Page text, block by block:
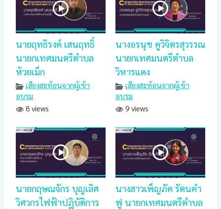
นายฤทธิรงค์ เสนฤทธิ์
นายกเทศมนตรีตำบล
ห้วยเม็ก
เสียงสะท้อนจากผู้เข้า
อบรม
8 views
นางอรนุช คูวิจิตรสุวรรณ
นายกเทศมนตรีตำบล
วิหารแดง
เสียงสะท้อนจากผู้เข้า
อบรม
9 views
นายกฤษณจักร บุญเลิศ
วิศวกรไฟฟ้าปฎิบัติการ
นางสาวเพ็ญภัค รัตนคำ
ฟู นายกเทศมนตรีตำบล